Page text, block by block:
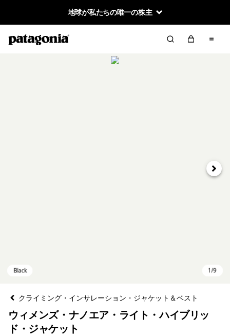
地球が私たちの唯一の株主
次へ
クライミング・インサレーション・ジャケット＆ベスト
ウィメンズ・ナノエア・ライト・ハイブリッ
ド・ジャケット